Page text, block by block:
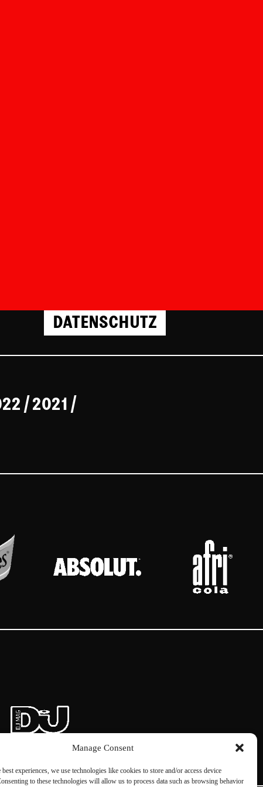
Manage Consent
experiences, we use technologies like cookies to store and/or access device
to these technologies will allow us to process data such as browsing behavior
DATENSCHUTZ
/ 2021 /